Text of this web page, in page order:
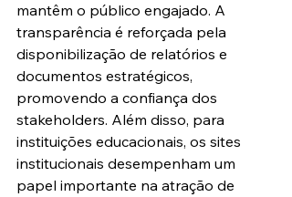
mantêm o público engajado. A
transparência é reforçada pela
disponibilização de relatórios e
documentos estratégicos,
promovendo a confiança dos
stakeholders. Além disso, para
instituições educacionais, os sites
institucionais desempenham um
papel importante na atração de